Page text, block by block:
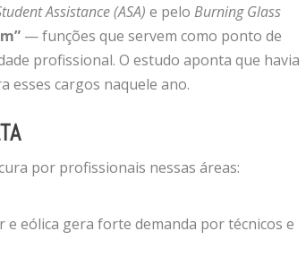
Assistance (ASA) e peloBurning Glass
— funções que servem como ponto de
profissional. O estudo aponta que havia
esses cargos naquele ano.
por profissionais nessas áreas:
eólica gera forte demanda por técnicos e